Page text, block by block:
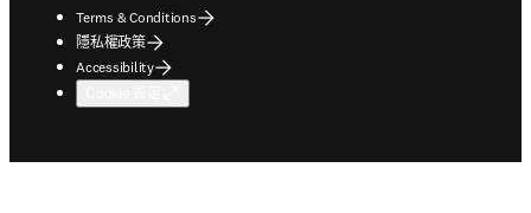
Terms & Conditions
隱私權政策
Accessibility